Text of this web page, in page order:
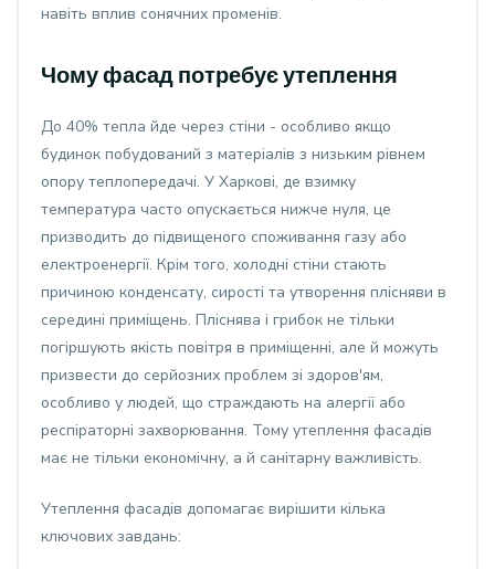
навіть вплив сонячних променів.
Чому фасад потребує утеплення
До 40% тепла йде через стіни - особливо якщо
будинок побудований з матеріалів з низьким рівнем
опору теплопередачі. У Харкові, де взимку
температура часто опускається нижче нуля, це
призводить до підвищеного споживання газу або
електроенергії. Крім того, холодні стіни стають
причиною конденсату, сирості та утворення плісняви в
середині приміщень. Пліснява і грибок не тільки
погіршують якість повітря в приміщенні, але й можуть
призвести до серйозних проблем зі здоров'ям,
особливо у людей, що страждають на алергії або
респіраторні захворювання. Тому утеплення фасадів
має не тільки економічну, а й санітарну важливість.
Утеплення фасадів допомагає вирішити кілька
ключових завдань: